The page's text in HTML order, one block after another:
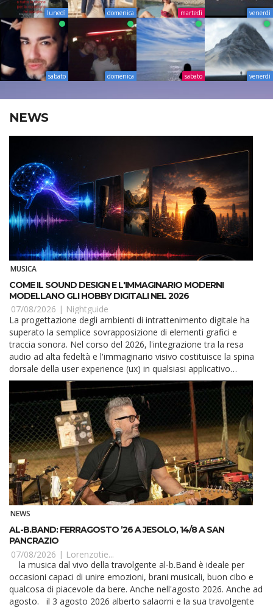
lunedì domenica martedì venerdì
sabato domenica sabato venerdì
NEWS
MUSICA
COME IL SOUND DESIGN E L'IMMAGINARIO MODERNI
MODELLANO GLI HOBBY DIGITALI NEL 2026
07/08/2026 | Nightguide
La progettazione degli ambienti di intrattenimento digitale ha
superato la semplice sovrapposizione di elementi grafici e
traccia sonora. Nel corso del 2026, l'integrazione tra la resa
audio ad alta fedeltà e l'immaginario visivo costituisce la spina
dorsale della user experience (ux) in qualsiasi applicativo
interattivo. L'attenzione de...
NEWS
AL-B.BAND: FERRAGOSTO ’26 A JESOLO, 14/8 A SAN
PANCRAZIO
07/08/2026 | Lorenzotie...
occasioni capaci di unire emozioni, brani musicali, buon cibo e
qualcosa di piacevole da bere. Anche nell'agosto 2026. Anche ad
agosto. il 3 agosto 2026 alberto salaorni e la sua travolgente